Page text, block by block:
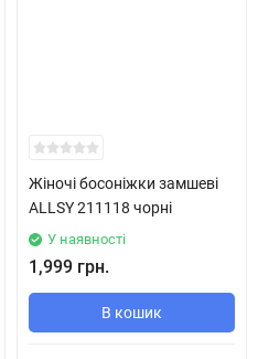
Жіночі босоніжки замшеві
ALLSY 211118 чорні
У наявності
1,999 грн.
В кошик